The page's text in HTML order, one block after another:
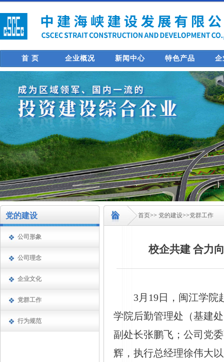
首 页 企业概况 新闻中心 特色产品 企
党的建设
公司形象
公司理念
企业文化
党群工作
行为规范
首页>> 党的建设>>党群工作
校企共建 合力
3月19日，闽江学院
学院后勤管理处（基建
副处长张鹏飞；公司党
辉，执行总经理徐伟大